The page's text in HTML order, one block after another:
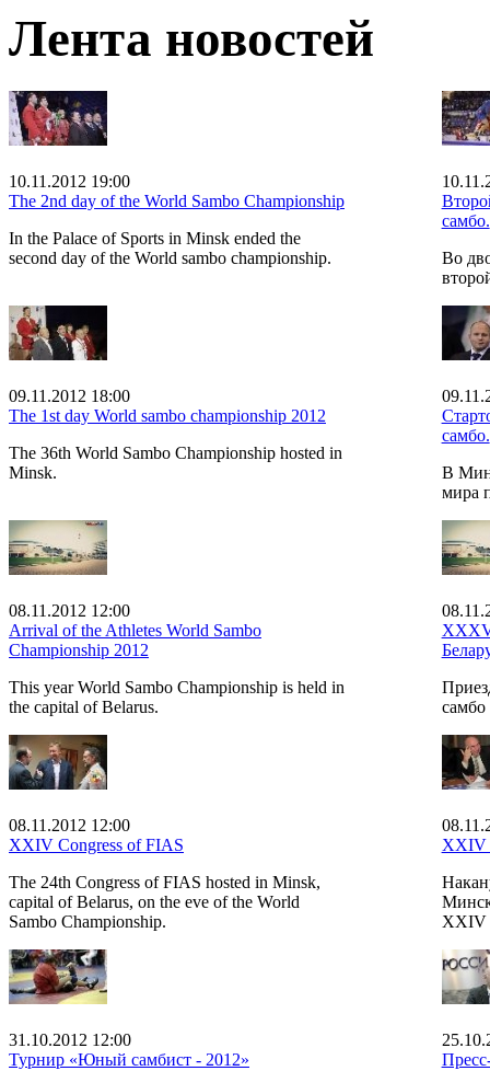
Лента новостей
10.11.2012 19:00
The 2nd day of the World Sambo Championship
In the Palace of Sports in Minsk ended the
second day of the World sambo championship.
самбо.
Во
09.11.2012 18:00
The 1st day World sambo championship 2012
The 36th World Sambo Championship hosted in
Minsk.
самбо.
В
мира
08.11.2012 12:00
Arrival of the Athletes World Sambo
Championship 2012
This year World Sambo Championship is held in
the capital of Belarus.
08.11.2012 12:00
XXIV Congress of FIAS
The 24th Congress of FIAS hosted in Minsk,
capital of Belarus, on the eve of the World
Sambo Championship.
XXIV
XXIV
31.10.2012 12:00
Турнир «Юный самбист - 2012»